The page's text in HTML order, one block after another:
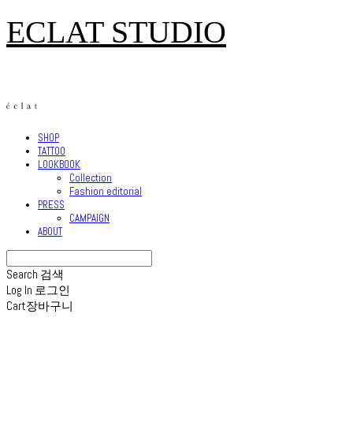
ECLAT STUDIO
SHOP
TATTOO
LOOKBOOK
Collection
Fashion editorial
PRESS
CAMPAIGN
ABOUT
Search 검색
Log In 로그인
Cart장바구니